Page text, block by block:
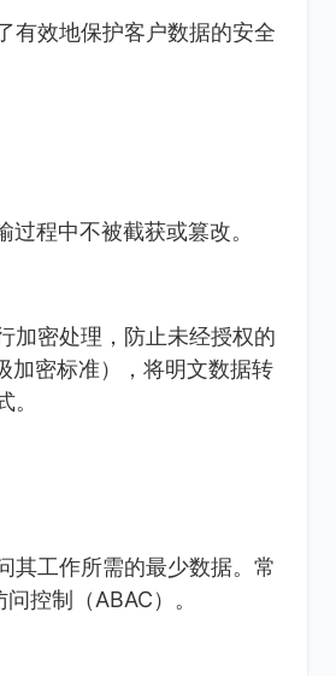
有效地保护客户数据的安全
程中不被截获或篡改。
加密处理，防止未经授权的
加密标准），将明文数据转
其工作所需的最少数据。常
控制（ABAC）。